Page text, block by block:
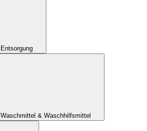
Entsorgung
Waschmittel & Waschhilfsmittel